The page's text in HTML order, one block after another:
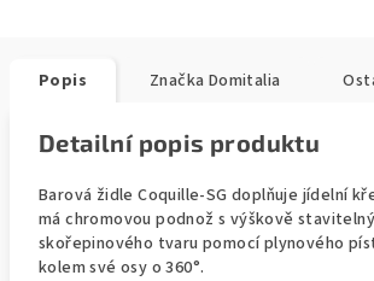
Popis Značka Domitalia
Detailní popis produktu
Barová židle Coquille-SG doplňuje jídelní
má chromovou podnož s výškově
skořepinového tvaru pomocí plynového
kolem své osy o 360°.